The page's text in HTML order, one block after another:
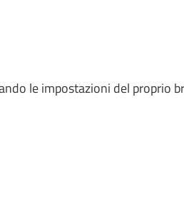
le impostazioni del proprio